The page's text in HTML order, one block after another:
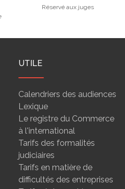
Réservé aux juges
UTILE
Calendriers des audiences
Lexique
Le registre du Commerce
à l'international
Tarifs des formalités
judiciaires
Tarifs en matière de
difficultés des entreprises